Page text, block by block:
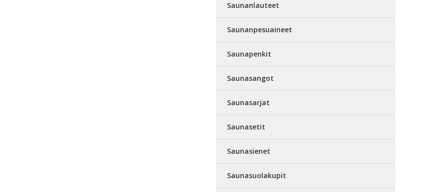
Saunanlauteet
Saunanpesuaineet
Saunapenkit
Saunasangot
Saunasarjat
Saunasetit
Saunasienet
Saunasuolakupit